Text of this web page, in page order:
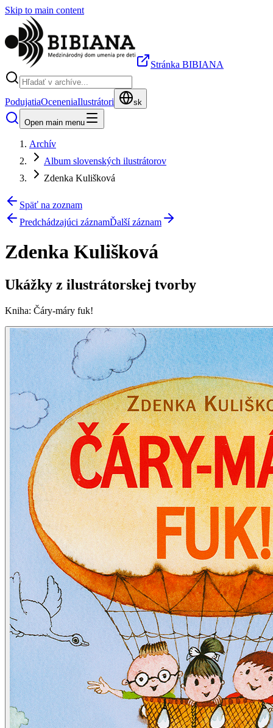
Skip to main content
Stránka BIBIANA
PodujatiaOceneniaIlustrátori sk
Open main menu
Archív
Album slovenských ilustrátorov
Zdenka Kulišková
Späť na zoznam
Predchádzajúci záznamĎalší záznam
Zdenka Kulišková
Ukážky z ilustrátorskej tvorby
Kniha: Čáry-máry fuk!